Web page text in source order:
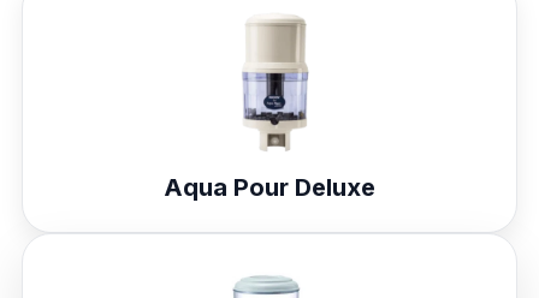
Aqua Pour Deluxe